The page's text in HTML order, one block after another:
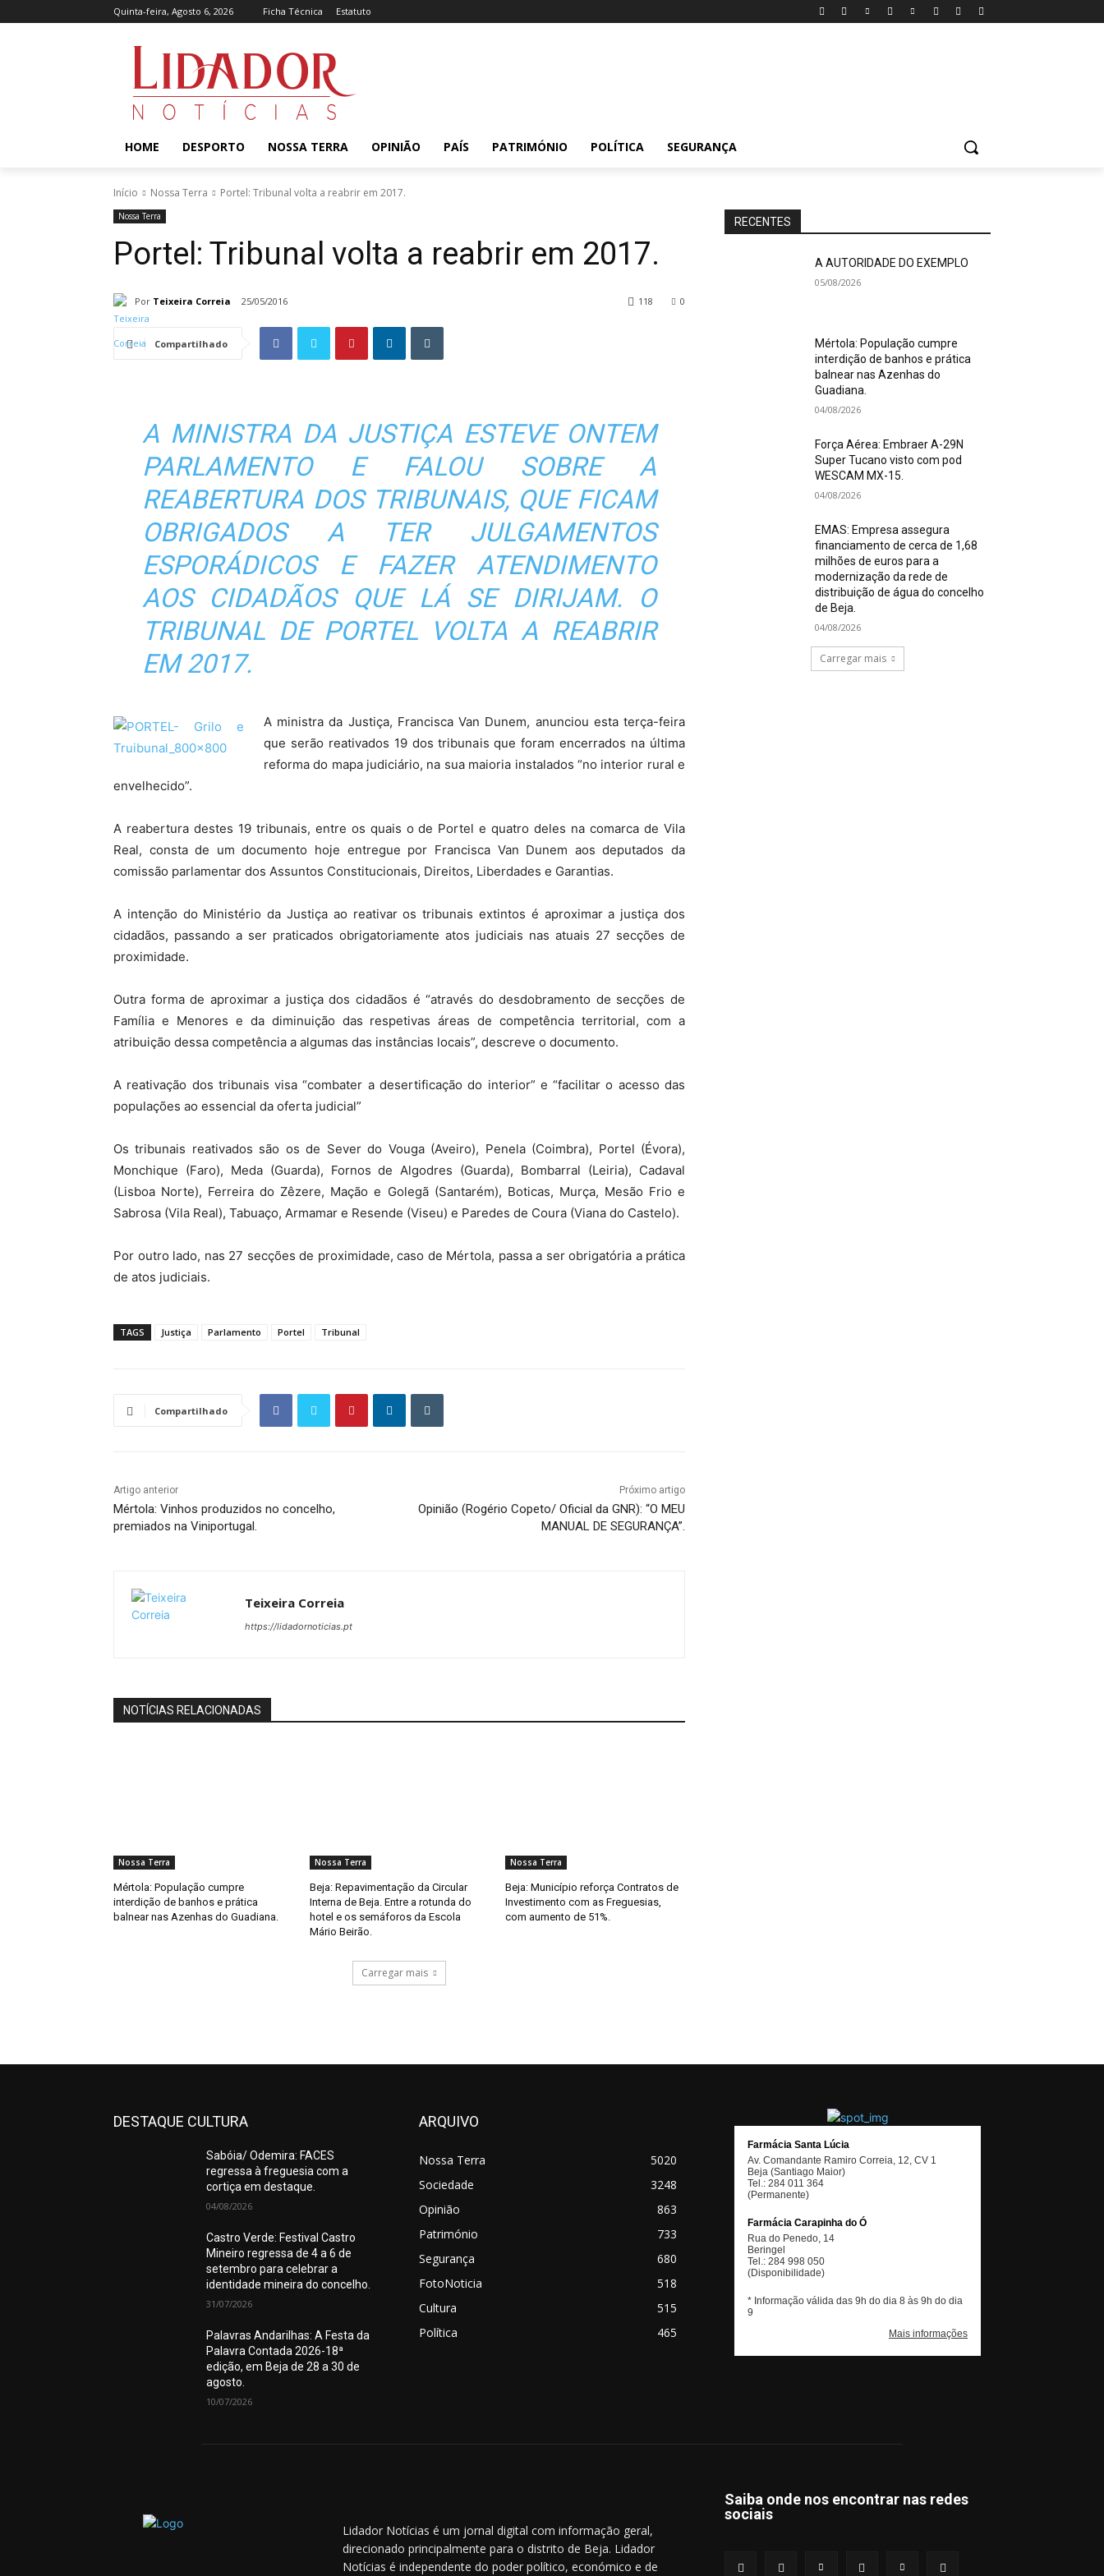
Quinta-feira, Agosto 6, 2026 Ficha Técnica Estatuto
HOME DESPORTO NOSSA TERRA OPINIÃO PAÍS PATRIMÓNIO POLÍTICA SEGURANÇA
Início Nossa Terra Portel: Tribunal volta a reabrir em 2017.
Nossa Terra
Portel: Tribunal volta a reabrir em 2017.
Por Teixeira Correia 25/05/2016 0
118
Compartilhado
A MINISTRA DA JUSTIÇA ESTEVE ONTEM
PARLAMENTO E FALOU SOBRE A
REABERTURA DOS TRIBUNAIS, QUE FICAM
OBRIGADOS A TER JULGAMENTOS
ESPORÁDICOS E FAZER ATENDIMENTO
AOS CIDADÃOS QUE LÁ SE DIRIJAM. O
TRIBUNAL DE PORTEL VOLTA A REABRIR
EM 2017.
A ministra da Justiça, Francisca Van Dunem, anunciou esta terça-feira
que serão reativados 19 dos tribunais que foram encerrados na última
reforma do mapa judiciário, na sua maioria instalados “no interior rural e
envelhecido”.
A reabertura destes 19 tribunais, entre os quais o de Portel e quatro deles na comarca de Vila
Real, consta de um documento hoje entregue por Francisca Van Dunem aos deputados da
comissão parlamentar dos Assuntos Constitucionais, Direitos, Liberdades e Garantias.
A intenção do Ministério da Justiça ao reativar os tribunais extintos é aproximar a justiça dos
cidadãos, passando a ser praticados obrigatoriamente atos judiciais nas atuais 27 secções de
proximidade.
Outra forma de aproximar a justiça dos cidadãos é “através do desdobramento de secções de
Família e Menores e da diminuição das respetivas áreas de competência territorial, com a
atribuição dessa competência a algumas das instâncias locais”, descreve o documento.
A reativação dos tribunais visa “combater a desertificação do interior” e “facilitar o acesso das
populações ao essencial da oferta judicial”
Os tribunais reativados são os de Sever do Vouga (Aveiro), Penela (Coimbra), Portel (Évora),
Monchique (Faro), Meda (Guarda), Fornos de Algodres (Guarda), Bombarral (Leiria), Cadaval
(Lisboa Norte), Ferreira do Zêzere, Mação e Golegã (Santarém), Boticas, Murça, Mesão Frio e
Sabrosa (Vila Real), Tabuaço, Armamar e Resende (Viseu) e Paredes de Coura (Viana do Castelo).
Por outro lado, nas 27 secções de proximidade, caso de Mértola, passa a ser obrigatória a prática
de atos judiciais.
TAGS Justiça Parlamento Portel Tribunal
Compartilhado
Artigo anterior
Mértola: Vinhos produzidos no concelho,
premiados na Viniportugal.
Próximo artigo
Opinião (Rogério Copeto/ Oficial da GNR): “O MEU
MANUAL DE SEGURANÇA”.
Teixeira Correia
https://lidadornoticias.pt
NOTÍCIAS RELACIONADAS
Nossa Terra
Mértola: População cumpre
interdição de banhos e prática
balnear nas Azenhas do Guadiana.
Nossa Terra
Beja: Repavimentação da Circular
Interna de Beja. Entre a rotunda do
hotel e os semáforos da Escola
Mário Beirão.
Nossa Terra
Beja: Município reforça Contratos de
Investimento com as Freguesias,
com aumento de 51%.
Carregar mais
RECENTES
A AUTORIDADE DO EXEMPLO
05/08/2026
Mértola: População cumpre
interdição de banhos e prática
balnear nas Azenhas do
Guadiana.
04/08/2026
Força Aérea: Embraer A-29N
Super Tucano visto com pod
WESCAM MX-15.
04/08/2026
EMAS: Empresa assegura
financiamento de cerca de 1,68
milhões de euros para a
modernização da rede de
distribuição de água do concelho
de Beja.
04/08/2026
Carregar mais
DESTAQUE CULTURA
Sabóia/ Odemira: FACES
regressa à freguesia com a
cortiça em destaque.
04/08/2026
Castro Verde: Festival Castro
Mineiro regressa de 4 a 6 de
setembro para celebrar a
identidade mineira do concelho.
31/07/2026
Palavras Andarilhas: A Festa da
Palavra Contada 2026-18ª
edição, em Beja de 28 a 30 de
agosto.
10/07/2026
ARQUIVO
Nossa Terra
5020
Sociedade
3248
Opinião
863
Património
733
Segurança
680
FotoNoticia
518
Cultura
515
Política
465
Lidador Notícias é um jornal digital com informação geral,
direcionado principalmente para o distrito de Beja. Lidador
Notícias é independente do poder político, económico e de
Saiba onde nos encontrar nas redes
sociais